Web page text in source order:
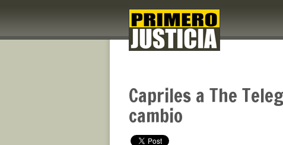
Capriles a The
cambio